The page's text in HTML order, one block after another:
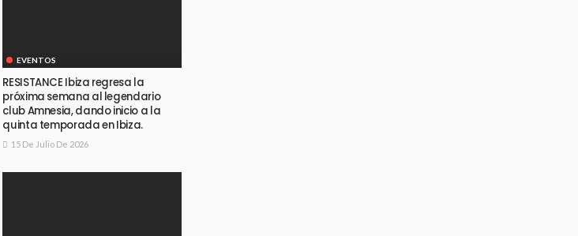
EVENTOS
RESISTANCE Ibiza regresa la
próxima semana al legendario
club Amnesia, dando inicio a la
quinta temporada en Ibiza.
15 De Julio De 2026